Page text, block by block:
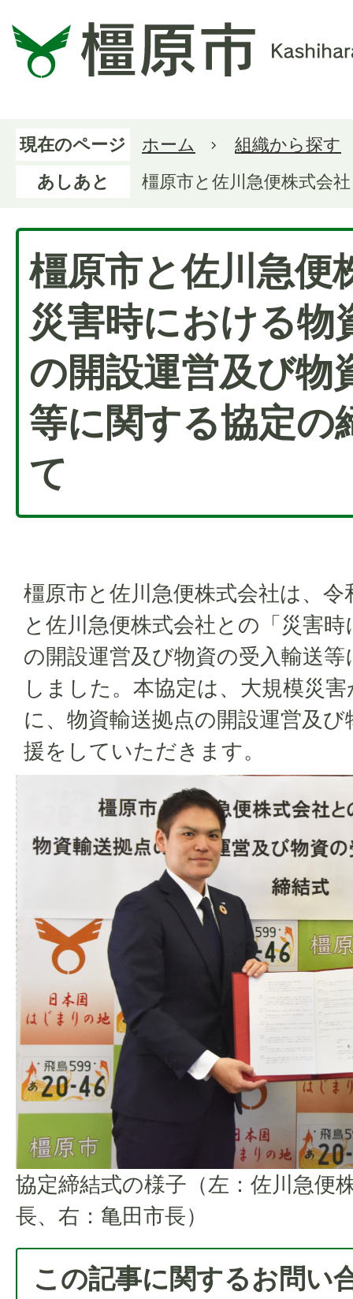
現在のページ ホーム
組織から探す
あしあと
橿原市と佐川急便株式会
橿原市と佐川急便
災害時における物
の開設運営及び物
等に関する協定の
て
橿原市と佐川急便株式会社は、
と佐川急便株式会社との「災害
の開設運営及び物資の受入輸送
しました。本協定は、大規模災
に、物資輸送拠点の開設運営及
援をしていただきます。
協定締結式の様子（左：佐川急便
長、右：亀田市長）
この記事に関するお問い